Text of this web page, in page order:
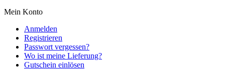
Mein Konto
Anmelden
Registrieren
Passwort vergessen?
Wo ist meine Lieferung?
Gutschein einlösen